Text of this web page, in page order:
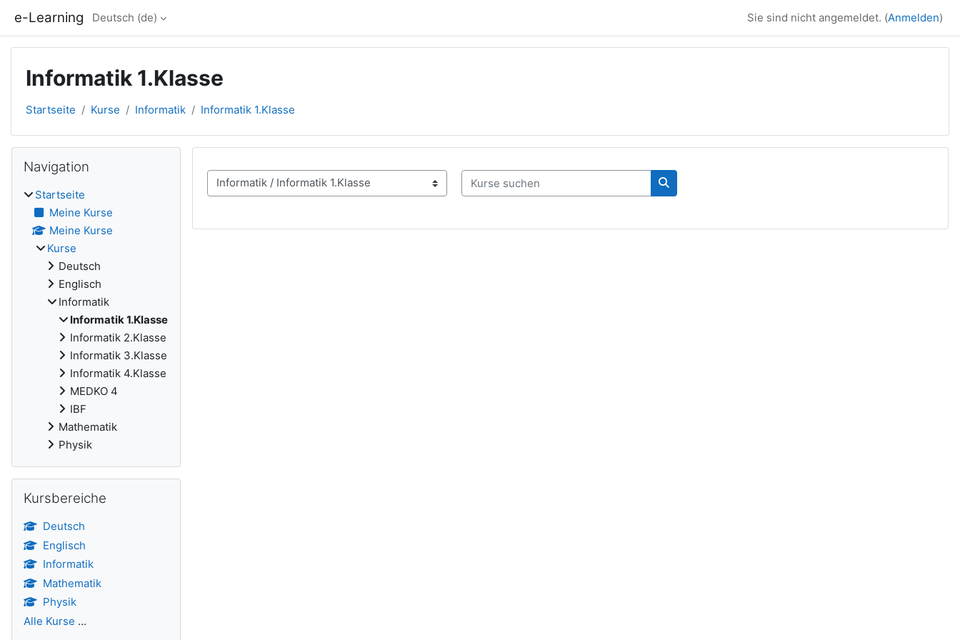
e-Learning Deutsch ‎(de)‎ Sie sind nicht angemeldet. (Anmelden)
Informatik 1.Klasse
Startseite Kurse Informatik Informatik 1.Klasse
Kursbereiche
Kurse suchen
Kurse suchen
Blöcke
Navigation
Startseite
Meine Kurse
Meine Kurse
Kurse
Deutsch
Englisch
Informatik
Informatik 1.Klasse
Informatik 2.Klasse
Informatik 3.Klasse
Informatik 4.Klasse
MEDKO 4
IBF
Mathematik
Physik
Kursbereiche
Deutsch
Englisch
Informatik
Mathematik
Physik
Alle Kurse ...